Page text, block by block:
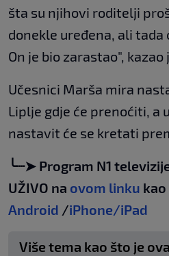
šta su njihovi roditelji
donekle uređena, ali
On je bio zarastao", kazao
Učesnici Marša mira
Liplje gdje će prenoćiti, a
nastavit će se kretati
╰┈➤ Program N1
UŽIVO na ovom linku
Android /iPhone/iPad
Više tema kao što je